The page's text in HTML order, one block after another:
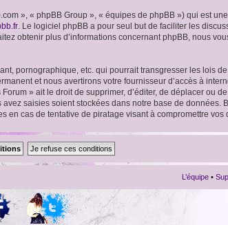
», « phpBB Group », « équipes de phpBB ») qui est
. Le logiciel phpBB a pour seul but de faciliter les
obtenir plus d’informations concernant phpBB, nous
pornographique, etc. qui pourrait transgresser les lois
et nous avertirons votre fournisseur d’accès à
» ait le droit de supprimer, d’éditer, de déplacer ou
saisies soient stockées dans notre base de
en cas de tentative de piratage visant à compromettre vos
L’équipe •